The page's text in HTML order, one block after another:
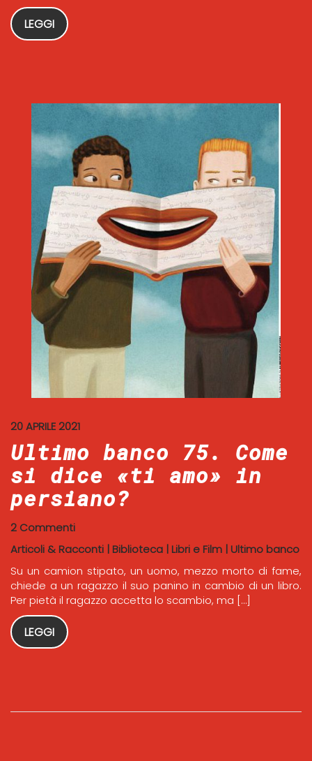
LEGGI
20 APRILE 2021
Ultimo banco 75. Come
si dice «ti amo» in
persiano?
2 Commenti
Articoli & Racconti | Biblioteca | Libri e Film | Ultimo banco
Su un camion stipato, un uomo, mezzo morto di fame,
chiede a un ragazzo il suo panino in cambio di un libro.
Per pietà il ragazzo accetta lo scambio, ma […]
LEGGI